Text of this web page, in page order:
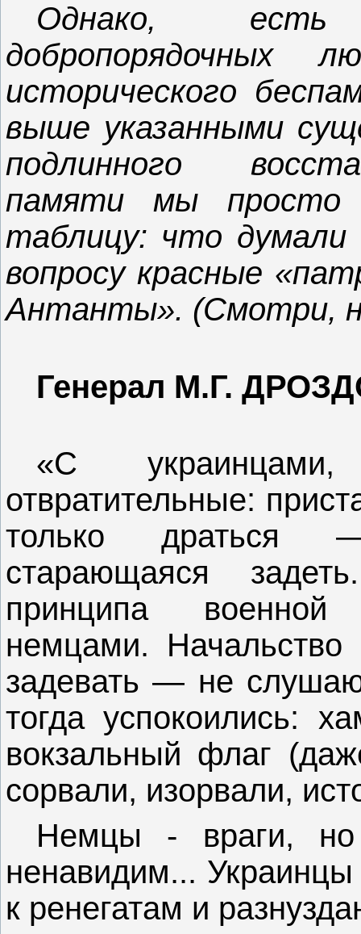
Однако, есть
добропорядочных
исторического
выше указанными
подлинного
памяти мы просто
таблицу: что думали
вопросу красные
Антанты». (Смотри,
Генерал М.Г.
«С украинцами,
отвратительные:
только драться
старающаяся
принципа военной
немцами. Начальство
задевать — не
тогда успокоились:
вокзальный флаг
сорвали, изорвали,
Немцы - враги,
ненавидим...
к ренегатам и